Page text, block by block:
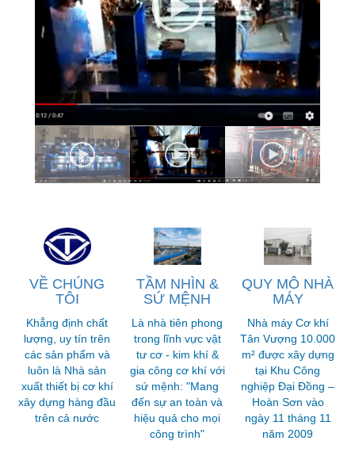
VỀ CHÚNG
TÔI
Khẳng định chất
lượng, uy tín trên
các sản phẩm và
luôn là Nhà sản
xuất thiết bị cơ khí
xây dựng hàng đầu
trên cả nước
TẦM NHÌN &
SỨ MỆNH
Là nhà tiên phong
trong lĩnh vực vật
tư cơ - kim khí &
gia công cơ khí với
sứ mệnh: "Mang
đến sự an toàn và
hiệu quả cho mọi
công trình"
QUY MÔ NHÀ
MÁY
Nhà máy Cơ khí
Tân Vượng 10.000
m² được xây dựng
tại Khu Công
nghiệp Đại Đồng –
Hoàn Sơn vào
ngày 11 tháng 11
năm 2009